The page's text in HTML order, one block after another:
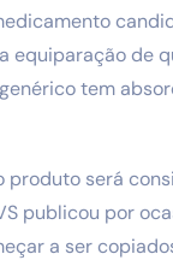
de
tem
produto será
publicou por
a ser